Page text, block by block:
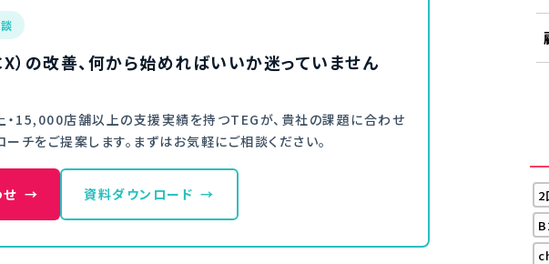
）の改善、何から始めればいいか迷っていません
15,000店舗以上の支援実績を持つTEGが、貴社の課題に合わせ
チをご提案します。まずはお気軽にご相談ください。
→ 資料ダウンロード → 2